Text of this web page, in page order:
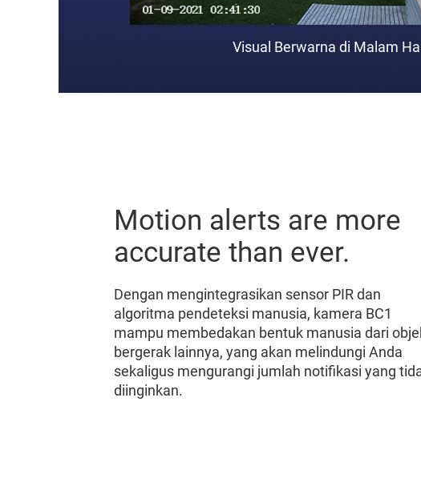
Visual Berwarna di Malam
Motion alerts are more
accurate than ever.
Dengan mengintegrasikan sensor PIR dan
algoritma pendeteksi manusia, kamera BC1
mampu membedakan bentuk manusia dari
bergerak lainnya, yang akan melindungi Anda
sekaligus mengurangi jumlah notifikasi yang
diinginkan.